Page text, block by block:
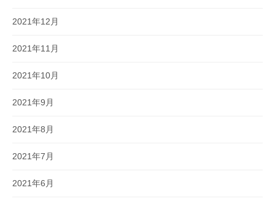
2021年12月
2021年11月
2021年10月
2021年9月
2021年8月
2021年7月
2021年6月